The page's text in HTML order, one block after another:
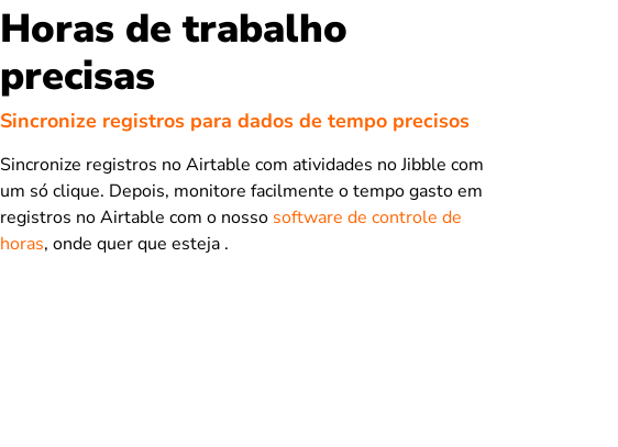
Horas de trabalho
precisas
Sincronize registros para dados de tempo precisos
Sincronize registros no Airtable com atividades no Jibble com
um só clique. Depois, monitore facilmente o tempo gasto em
registros no Airtable com o nosso software de controle de
horas, onde quer que esteja .